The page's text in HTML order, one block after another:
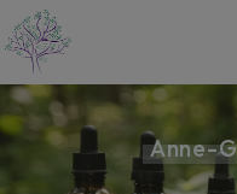
Anne-
Panneau de gestion des